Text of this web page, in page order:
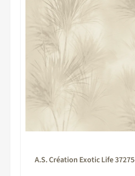
A.S. Création Exotic Life